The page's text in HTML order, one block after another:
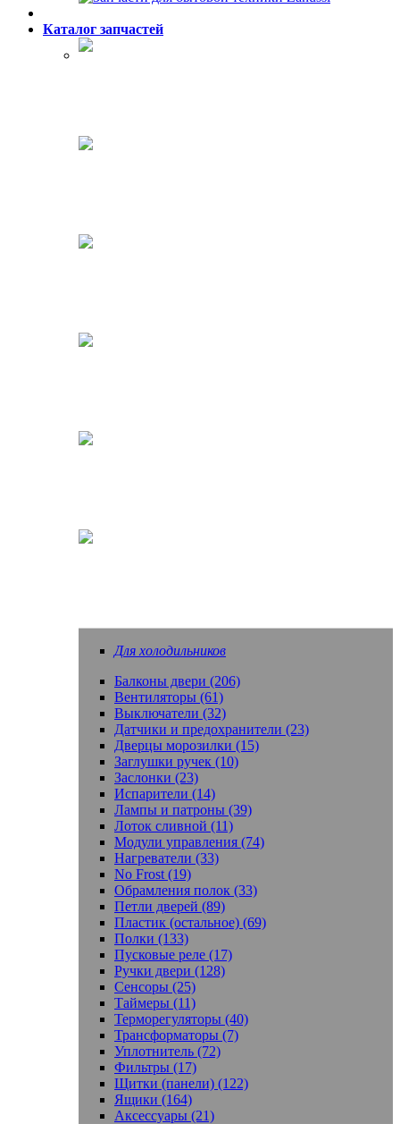
Каталог запчастей
Для холодильников
Балконы двери (206)
Вентиляторы (61)
Выключатели (32)
Датчики и предохранители (23)
Дверцы морозилки (15)
Заглушки ручек (10)
Заслонки (23)
Испарители (14)
Лампы и патроны (39)
Лоток сливной (11)
Модули управления (74)
Нагреватели (33)
No Frost (19)
Обрамления полок (33)
Петли дверей (89)
Пластик (остальное) (69)
Полки (133)
Пусковые реле (17)
Ручки двери (128)
Сенсоры (25)
Таймеры (11)
Терморегуляторы (40)
Трансформаторы (7)
Уплотнитель (72)
Фильтры (17)
Щитки (панели) (122)
Ящики (164)
Аксессуары (21)